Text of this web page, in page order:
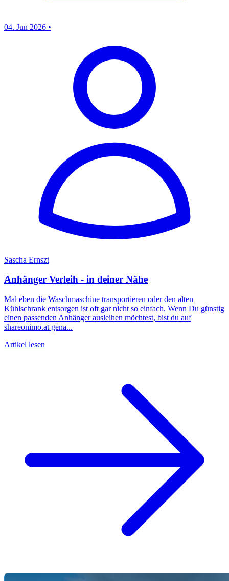
04. Jun 2026 •
Sascha Ernszt
Anhänger Verleih - in deiner Nähe
Mal eben die Waschmaschine transportieren oder den alten
Kühlschrank entsorgen ist oft gar nicht so einfach. Wenn Du günstig
einen passenden Anhänger ausleihen möchtest, bist du auf
shareonimo.at gena...
Artikel lesen